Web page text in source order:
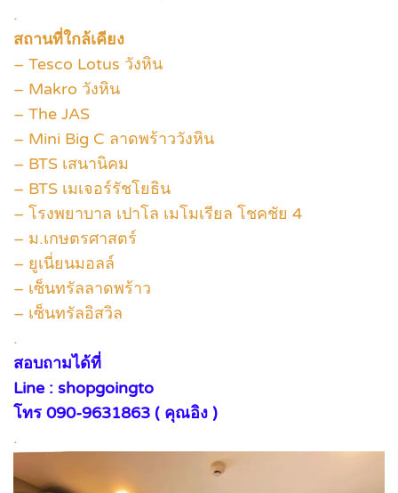
.
สถานที่ใกล้เคียง
– Tesco Lotus วังหิน
– Makro วังหิน
– The JAS
– Mini Big C ลาดพร้าววังหิน
– BTS เสนานิคม
– BTS เมเจอร์รัชโยธิน
– โรงพยาบาล เปาโล เมโมเรียล โชคชัย 4
– ม.เกษตรศาสตร์
– ยูเนี่ยนมอลล์
– เซ็นทรัลลาดพร้าว
– เซ็นทรัลอิสวิล
.
สอบถามได้ที่
Line : shopgoingto
โทร 090-9631863 ( คุณอิง )
.